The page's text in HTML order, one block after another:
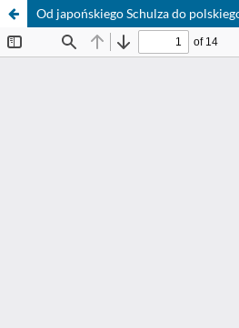
Od japońskiego Schulza do